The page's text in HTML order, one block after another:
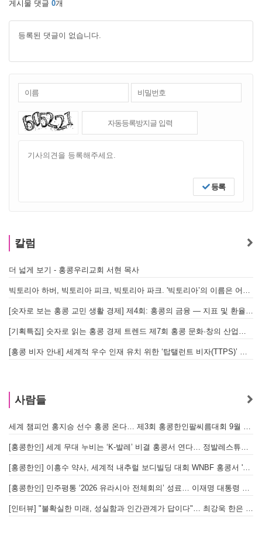
게시물 댓글 0개
등록된 댓글이 없습니다.
등록
칼럼
더 넓게 보기 - 홍콩우리교회 서현 목사
빅토리아 하버, 빅토리아 피크, 빅토리아 파크. '빅토리아’의 이름은 어떻게 온 걸까? - [이승권 원장의 생활칼럼]
[숫자로 보는 홍콩 교민 생활 경제] 제4회: 홍콩의 금융 — 지표 및 환율, MPF 운영 현황
[기획특집] 숫자로 읽는 홍콩 경제 트렌드 제7회 홍콩 문화·창의 산업의 구조와 분야별 동향
[홍콩 비자 안내] 세계적 우수 인재 유치 위한 ‘탑탤런트 비자(TTPS)’ 주요 요건
사람들
세계 챔피언 홍지승 선수 홍콩 온다… 제3회 홍콩한인팔씨름대회 9월 12일 개최
[홍콩한인] 세계 무대 누비는 ‘K-발레’ 비결 홍콩서 연다… 정발레스튜디오 개원
[홍콩한인] 이흥수 약사, 세계적 내추럴 보디빌딩 대회 WNBF 홍콩서 '마스터 부문 1위' 기염
[홍콩한인] 민주평통 ‘2026 유라시아 전체회의’ 성료… 이재명 대통령 참석으로 의미 더해
[인터뷰] "불확실한 미래, 성실함과 인간관계가 답이다"… 최강욱 한은 부소장이 청소년들에게 전하는 응원